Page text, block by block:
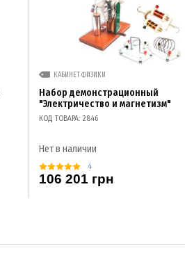
КАБИНЕТ ФИЗИКИ
Набор демонстрационный
"Электричество и магнетизм"
КОД ТОВАРА: 2846
Нет в наличии
4
106 201 грн